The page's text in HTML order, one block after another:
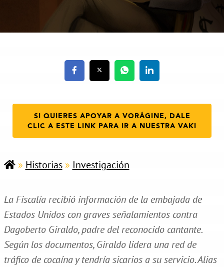
SI QUIERES APOYAR A VORÁGINE, DALE
CLIC A ESTE LINK PARA IR A NUESTRA VAKI
» Historias» Investigación
La Fiscalía recibió información de la embajada de
Estados Unidos con graves señalamientos contra
Dagoberto Giraldo, padre del reconocido cantante.
Según los documentos, Giraldo lidera una red de
tráfico de cocaína y tendría sicarios a su servicio. Alias